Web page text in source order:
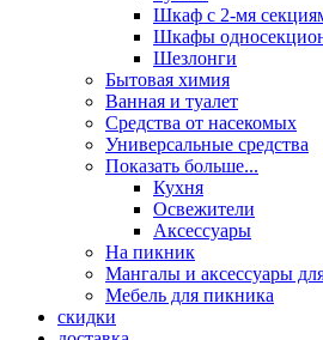
Шкаф с 2-мя
Шкафы
Шезлонги
Бытовая химия
Ванная и туалет
Средства от насекомых
Универсальные средства
Показать больше...
Кухня
Освежители
Аксессуары
На пикник
Мангалы и аксессуары
Мебель для пикника
скидки